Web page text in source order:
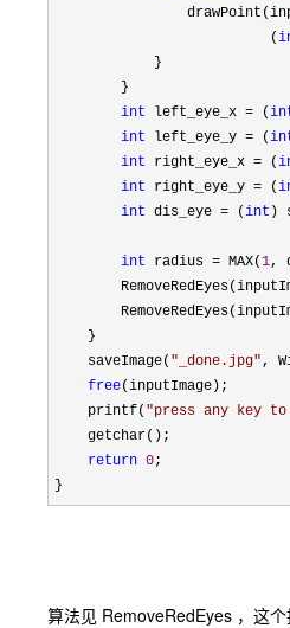
                          (
            }
        }
int left_eye_x = (
int left_eye_y = (
int right_eye_x = (
int right_eye_y = (
int dis_eye = (int )
int radius = MAX(1,
    }
    saveImage(
" _done.jpg" ,
free(inputImage);
    printf(
"press any key
    getchar();
return 0;
}
算法见 RemoveRedEyes ，这